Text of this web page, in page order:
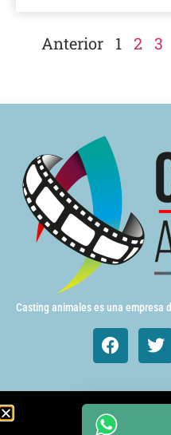
Anterior 1 2 3
Casting animales es una empresa
Animales